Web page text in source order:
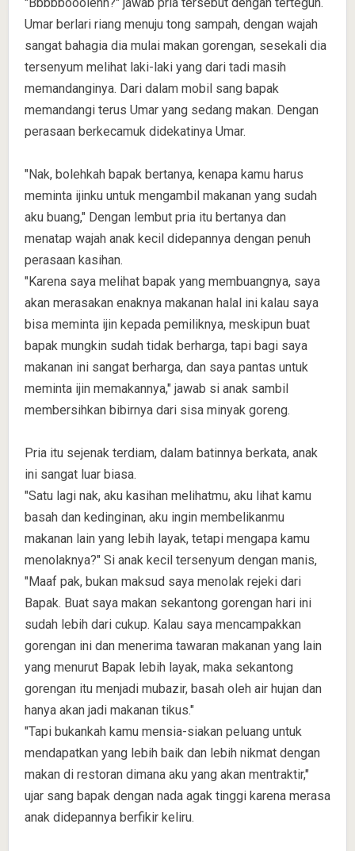
Umar berlari riang menuju tong sampah, dengan wajah
sangat bahagia dia mulai makan gorengan, sesekali dia
tersenyum melihat laki-laki yang dari tadi masih
memandanginya. Dari dalam mobil sang bapak
memandangi terus Umar yang sedang makan. Dengan
perasaan berkecamuk didekatinya Umar.
"Nak, bolehkah bapak bertanya, kenapa kamu harus
meminta ijinku untuk mengambil makanan yang sudah
aku buang," Dengan lembut pria itu bertanya dan
menatap wajah anak kecil didepannya dengan penuh
perasaan kasihan.
"Karena saya melihat bapak yang membuangnya, saya
akan merasakan enaknya makanan halal ini kalau saya
bisa meminta ijin kepada pemiliknya, meskipun buat
bapak mungkin sudah tidak berharga, tapi bagi saya
makanan ini sangat berharga, dan saya pantas untuk
meminta ijin memakannya," jawab si anak sambil
membersihkan bibirnya dari sisa minyak goreng.
Pria itu sejenak terdiam, dalam batinnya berkata, anak
ini sangat luar biasa.
"Satu lagi nak, aku kasihan melihatmu, aku lihat kamu
basah dan kedinginan, aku ingin membelikanmu
makanan lain yang lebih layak, tetapi mengapa kamu
menolaknya?" Si anak kecil tersenyum dengan manis,
"Maaf pak, bukan maksud saya menolak rejeki dari
Bapak. Buat saya makan sekantong gorengan hari ini
sudah lebih dari cukup. Kalau saya mencampakkan
gorengan ini dan menerima tawaran makanan yang lain
yang menurut Bapak lebih layak, maka sekantong
gorengan itu menjadi mubazir, basah oleh air hujan dan
hanya akan jadi makanan tikus."
"Tapi bukankah kamu mensia-siakan peluang untuk
mendapatkan yang lebih baik dan lebih nikmat dengan
makan di restoran dimana aku yang akan mentraktir,"
ujar sang bapak dengan nada agak tinggi karena merasa
anak didepannya berfikir keliru.